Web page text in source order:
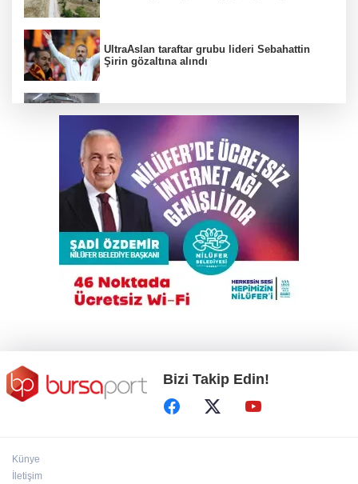
UltraAslan taraftar grubu lideri Sebahattin
Şirin gözaltına alındı
yolu Bursa'dan geçiyor
Benzine bir kez daha zam geliyor
Nilüfer Belediyesi’nden mahallelerde yerinde
inceleme
Bursa'da huzur operasyonu
Bizi Takip Edin!
Künye
İletişim